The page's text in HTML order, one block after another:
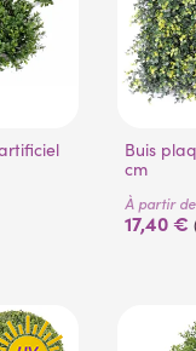
Buis plaque artificielle 50
cm
À partir de
17,40 €